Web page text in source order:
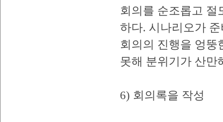
회의를 순조롭고 절
하다. 시나리오가
회의의 진행을 엉뚱
못해 분위기가 산만
6) 회의록을 작성